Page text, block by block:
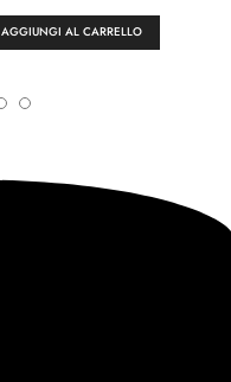
AGGIUNGI AL CARRELLO